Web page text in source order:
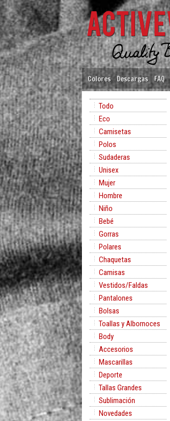
Colores Descargas FAQ
Todo
Eco
Camisetas
Polos
Sudaderas
Unisex
Mujer
Hombre
Niño
Bebé
Gorras
Polares
Chaquetas
Camisas
Vestidos/Faldas
Pantalones
Bolsas
Toallas y Albornoces
Body
Accesorios
Mascarillas
Deporte
Tallas Grandes
Sublimación
Novedades